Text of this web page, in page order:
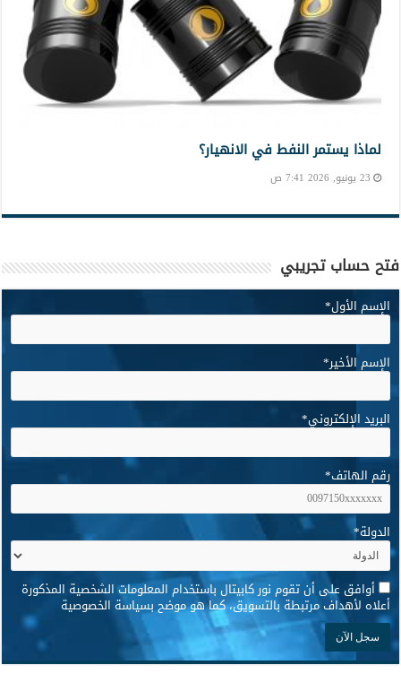
لماذا يستمر النفط في الانهيار؟
23 يونيو, 2026 7:41 ص
فتح حساب تجريبي
الإسم الأول*
الإسم الأخير*
البريد الإلكتروني*
رقم الهاتف*
الدولة*
* أوافق على أن تقوم نور كابيتال باستخدام المعلومات الشخصية المذكورة
أعلاه لأهداف مرتبطة بالتسويق، كما هو موضح بسياسة الخصوصية